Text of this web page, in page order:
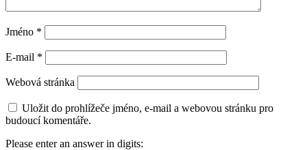
Jméno *
E-mail *
Webová stránka
Uložit do prohlížeče jméno, e-mail a webovou stránku pro
budoucí komentáře.
Please enter an answer in digits: